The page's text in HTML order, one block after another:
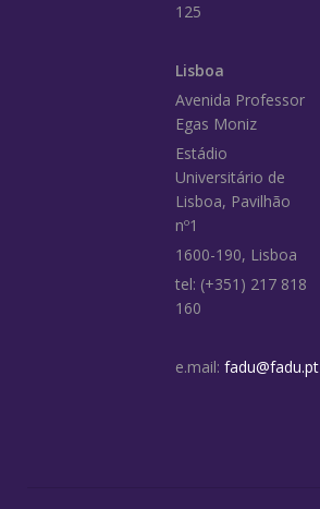
125
Lisboa
Avenida Professor
Egas Moniz
Estádio
Universitário de
Lisboa, Pavilhão
nº1
1600-190, Lisboa
tel: (+351) 217 818
160
e.mail: fadu@fadu.pt